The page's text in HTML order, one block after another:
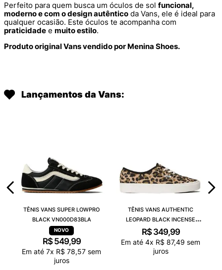
Perfeito para quem busca um óculos de sol funcional,
moderno e com o design autêntico da Vans, ele é ideal para
qualquer ocasião. Este óculos te acompanha com
praticidade e muito estilo.
Produto original Vans vendido por Menina Shoes.
Lançamentos da Vans:
TÊNIS VANS SUPER LOWPRO
BLACK VN000D83BLA
R$ 549,99
Em até 7x R$ 78,57 sem
juros
TÊNIS VANS AUTHENTIC
LEOPARD BLACK INCENSE
VN000D6GGR4
R$ 349,99
Em até 4x R$ 87,49 sem
juros